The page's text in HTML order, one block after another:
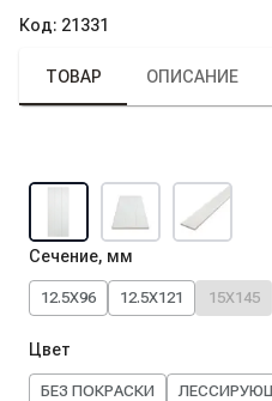
Код: 21331
ТОВАР ОПИСАНИЕ
Сечение, мм
12.5X96 12.5X121 15X145
Цвет
БЕЗ ПОКРАСКИ